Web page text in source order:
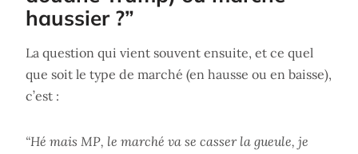
haussier ?”
La question qui vient souvent ensuite, et ce quel
que soit le type de marché (en hausse ou en baisse),
c’est :
“Hé mais MP, le marché va se casser la gueule, je